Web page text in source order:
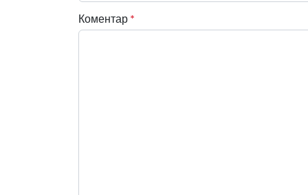
Коментар *